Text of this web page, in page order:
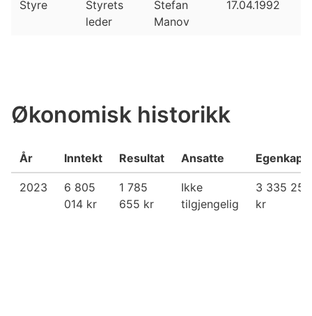
Styre
Styrets
leder
Stefan
Manov
17.04.1992
Økonomisk historikk
År Inntekt Resultat Ansatte
2023
6 805
014 kr
1 785
655 kr
Ikke
tilgjengelig
3 335 254
kr